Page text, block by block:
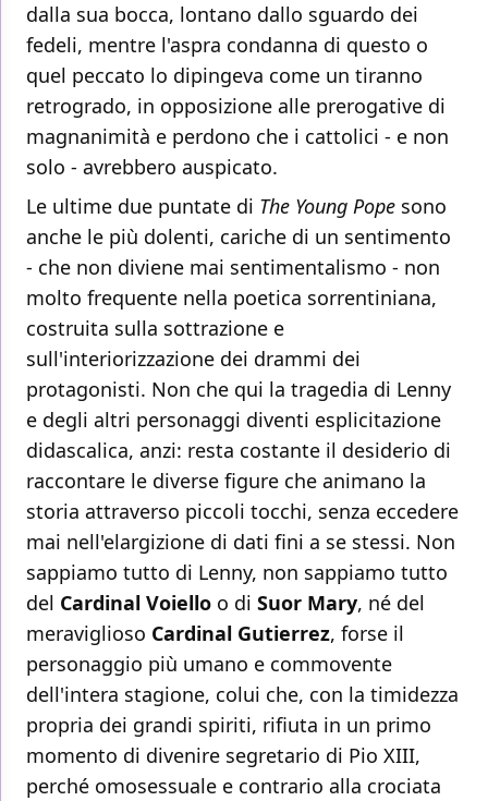
dalla sua bocca, lontano dallo sguardo dei
fedeli, mentre l'aspra condanna di questo o
quel peccato lo dipingeva come un tiranno
retrogrado, in opposizione alle prerogative di
magnanimità e perdono che i cattolici - e non
solo - avrebbero auspicato.
Le ultime due puntate di The Young Pope sono
anche le più dolenti, cariche di un sentimento
- che non diviene mai sentimentalismo - non
molto frequente nella poetica sorrentiniana,
costruita sulla sottrazione e
sull'interiorizzazione dei drammi dei
protagonisti. Non che qui la tragedia di Lenny
e degli altri personaggi diventi esplicitazione
didascalica, anzi: resta costante il desiderio di
raccontare le diverse figure che animano la
storia attraverso piccoli tocchi, senza eccedere
mai nell'elargizione di dati fini a se stessi. Non
sappiamo tutto di Lenny, non sappiamo tutto
del Cardinal Voiello o di Suor Mary, né del
meraviglioso Cardinal Gutierrez, forse il
personaggio più umano e commovente
dell'intera stagione, colui che, con la timidezza
propria dei grandi spiriti, rifiuta in un primo
momento di divenire segretario di Pio XIII,
perché omosessuale e contrario alla crociata